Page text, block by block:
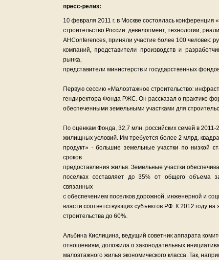
пресс-релиз:
10 февраля 2011 г. в Москве состоялась конференция
строительство России: девелопмент, технологии,
AHConferences, приняли участие более 100 человек:
компаний, представители производств и
рынка,
представители министерств и государственных
Первую сессию «Малоэтажное строительство:
гендиректора Фонда РЖС. Он рассказал о практике
обеспеченными земельными участками для
По оценкам Фонда, 32,7 млн. российских семей в
жилищных условий. Им требуется более 2 млрд.
продукт» - большие земельные участки по низкой
сроков
предоставления жилья. Земельные участки
поселках составляет до 35% от общего объема
связанных
с обеспечением поселков дорожной, инженерной и
власти соответствующих субъектов РФ. К 2012 году
строительства до 60%.
Альбина Кислицина, ведущий советник аппарата
отношениям, доложила о законодательных
малоэтажного жилья экономического класса. Так,